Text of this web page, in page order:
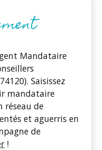
Mandataire
Saisissez
mandataire
réseau de
et aguerris en
de
!